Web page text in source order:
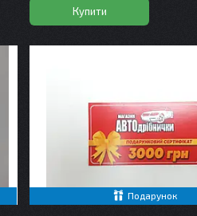
Купити
Подарунок